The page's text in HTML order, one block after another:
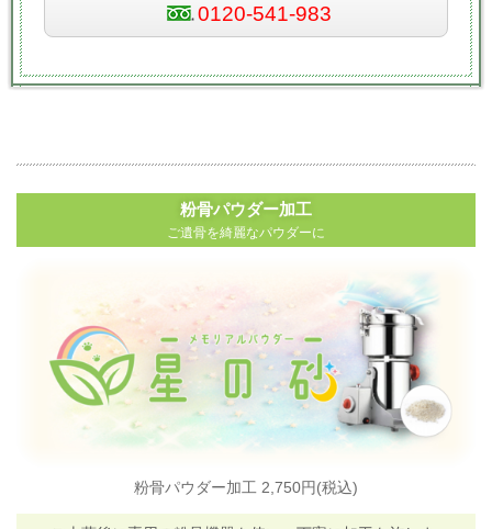
0120-541-983
粉骨パウダー加工
ご遺骨を綺麗なパウダーに
粉骨パウダー加工 2,750円(税込)